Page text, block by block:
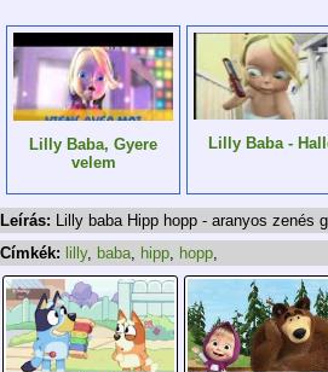
Lilly Baba, Gyere
velem
Lilly Baba -
Leírás: Lilly baba Hipp hopp - aranyos zenés
Címkék: lilly, baba, hipp, hopp,